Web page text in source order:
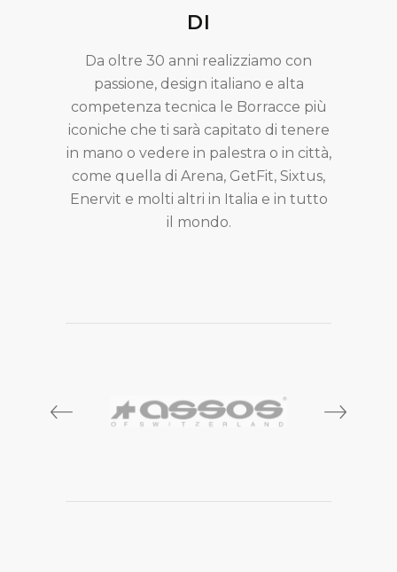
DI
Da oltre 30 anni realizziamo con
passione, design italiano e alta
competenza tecnica le Borracce più
iconiche che ti sarà capitato di tenere
in mano o vedere in palestra o in città,
come quella di Arena, GetFit, Sixtus,
Enervit e molti altri in Italia e in tutto
il mondo.
prev next